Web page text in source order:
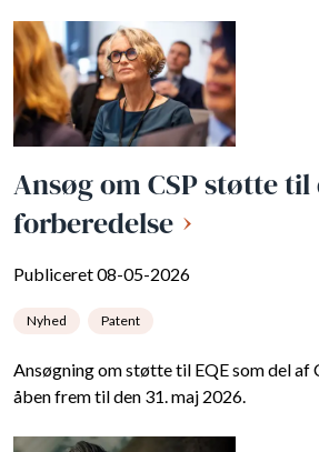
Ansøg om CSP støtte til
forberedelse
Publiceret 08-05-2026
Nyhed Patent
Ansøgning om støtte til EQE som del af
åben frem til den 31. maj 2026.